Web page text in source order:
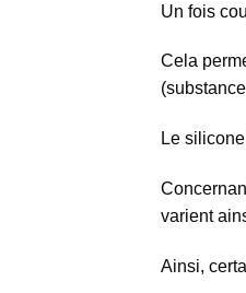
Un fois
Cela
Le
varient
Ainsi,